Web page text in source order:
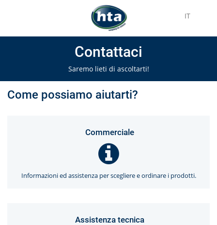
IT
Contattaci
Saremo lieti di ascoltarti!
Come possiamo aiutarti?
Commerciale
Informazioni ed assistenza per scegliere e ordinare i prodotti.
Assistenza tecnica